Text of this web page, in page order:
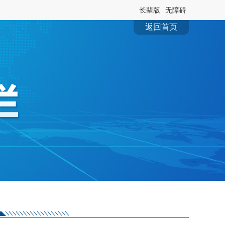
长辈版 无障碍
返回首页